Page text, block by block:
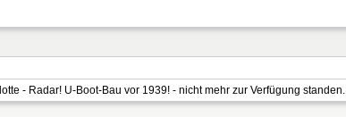
- Radar! U-Boot-Bau vor 1939! - nicht mehr zur Verfügung standen.